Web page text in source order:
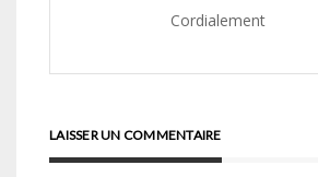
Cordialement
LAISSER UN COMMENTAIRE